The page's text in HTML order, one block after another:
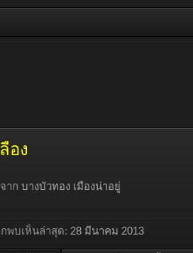
อง
จาก บางบัวทอง เมืองน่าอยู่
พบเห็นล่าสุด: 28 มีนาคม 2013